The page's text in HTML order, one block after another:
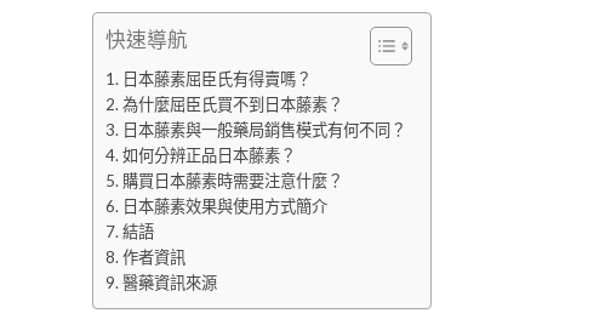
快速導航
日本藤素屈臣氏有得賣嗎？
為什麼屈臣氏買不到日本藤素？
日本藤素與一般藥局銷售模式有何不同？
如何分辨正品日本藤素？
購買日本藤素時需要注意什麼？
日本藤素效果與使用方式簡介
結語
作者資訊
醫藥資訊來源